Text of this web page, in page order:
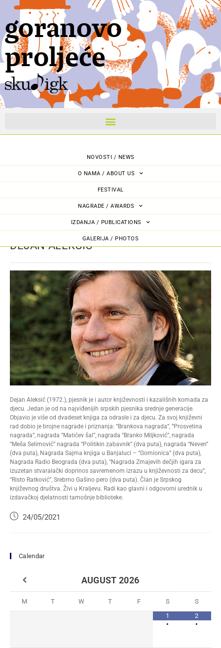
goranovo
proljeće
NOVOSTI / NEWS
O NAMA / ABOUT US
FESTIVAL
NAGRADE / AWARDS
IZDANJA / PUBLICATIONS
GALERIJA / PHOTOS
DEJAN ALEKSIĆ
Dejan Aleksić (1972.), pjesnik je i autor književnosti i kazališnih komada za
djecu. Jedan je od na najviđenijih srpskih pjesnika srednje generacije.
Objavio je više od dvadeset knjiga za odrasle i za djecu. Za svoj književni
rad dobio je brojne nagrade i priznanja: “Brankova nagrada”, “Prosvetina
nagrada”, nagrada “Matićev šal”, nagrada “Branko Miljković”, nagrada
“Meša Selimović” nagrada “Politikin zabavnik” (dva puta), nagrada “Neven”
(dva puta), Nagrada Sajma knjiga u Banjaluci – “Gomionica” (dva puta),
Nagrada Radio Beograda (dva puta), “Nagrada Zmajevih dečjih igara za
izuzetan stvaralački doprinos savremenom izrazu u književnosti za decu”,
“Risto Ratković”, Srebrno Gašino pero (dva puta). Član je Srpskog
književnog društva. Živi u Kraljevu. Radi kao glavni i odgovorni urednik u
izdavačkoj djelatnosti tamošnje biblioteke.
24/05/2021
Calendar
AUGUST 2026
M T W T F S
S
1
•
2
•